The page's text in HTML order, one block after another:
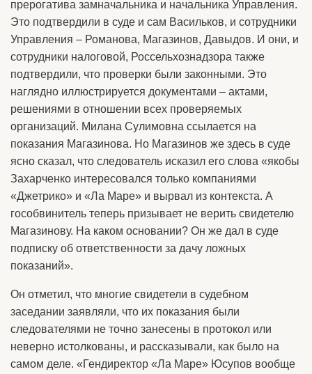
прерогатива замначальника и начальника Управления.
Это подтвердили в суде и сам Васильков, и сотрудники
Управления – Романова, Магазинов, Давыдов. И они, и
сотрудники налоговой, Россельхознадзора также
подтвердили, что проверки были законными. Это
наглядно иллюстрируется документами – актами,
решениями в отношении всех проверяемых
организаций. Милана Сулимовна ссылается на
показания Магазинова. Но Магазинов же здесь в суде
ясно сказал, что следователь исказил его слова «якобы
Захарченко интересовался только компаниями
«Джетрико» и «Ла Маре» и вырвал из контекста. А
гособвинитель теперь призывает не верить свидетелю
Магазинову. На каком основании? Он же дал в суде
подписку об ответственности за дачу ложных
показаний».
Он отметил, что многие свидетели в судебном
заседании заявляли, что их показания были
следователями не точно занесены в протокол или
неверно истолкованы, и рассказывали, как было на
самом деле. «Гендиректор «Ла Маре» Юсупов вообще